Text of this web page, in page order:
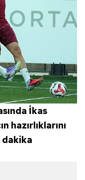
İkas
hazırlıklarını
dakika